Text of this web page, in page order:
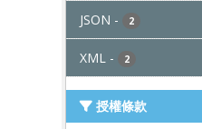
JSON - 2
XML - 2
授權條款